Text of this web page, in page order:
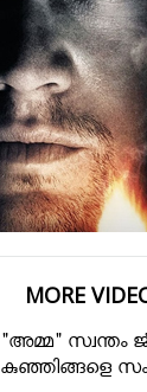
MORE
"അമ്മ" സ്വന്തം
കുഞ്ഞിങ്ങളെ